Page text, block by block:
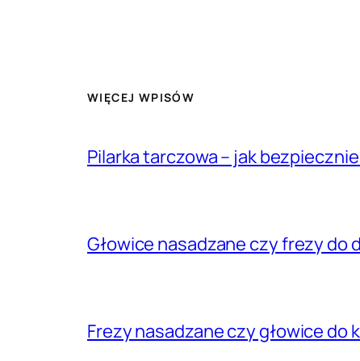
WIĘCEJ WPISÓW
Pilarka tarczowa – jak
Głowice nasadzane czy frezy do
Frezy nasadzane czy głowice do